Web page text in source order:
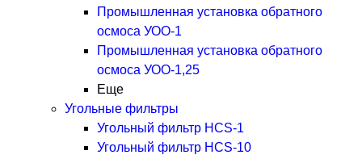
Промышленная установка обратного
осмоса УОО-1
Промышленная установка обратного
осмоса УОО-1,25
Еще
Угольные фильтры
Угольный фильтр HСS-1
Угольный фильтр HСS-10